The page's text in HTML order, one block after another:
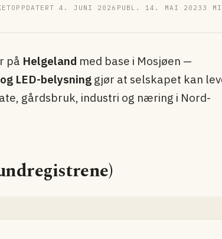
OPPDATERT 4. JUNI 2026 PUBL. 14. MAI 2023 3
på Helgeland med base i Mosjøen —
LED-belysning gjør at selskapet kan
gårdsbruk, industri og næring i Nord-